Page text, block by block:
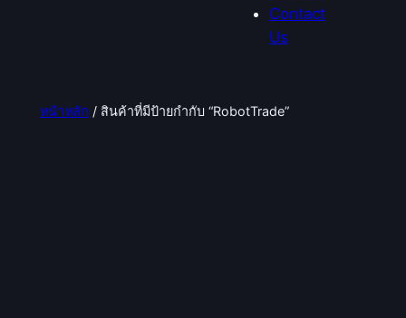
Contact
Us
หน้าหลัก / สินค้าที่มีป้ายกำกับ “RobotTrade”